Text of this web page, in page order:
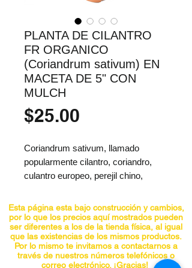
PLANTA DE CILANTRO
FR ORGANICO
(Coriandrum sativum) EN
MACETA DE 5" CON
MULCH
$25.00
Coriandrum sativum, llamado
popularmente cilantro, coriandro,
culantro europeo, perejil chino,
nombre en Perú, Ecuador, Honduras
y otros países americanos), es una
hierba anual de la familia de las
apiáceas (antes llamadas
umbelíferas). Es una de dos
Esta página esta bajo construcción y cambios,
por lo que los precios aquí mostrados pueden
ser diferentes a los de la tienda física, al igual
que las existencias de los mismos productos.
Por lo mismo te invitamos a contactarnos a
través de nuestros números telefónicos o
correo electrónico. ¡Gracias!